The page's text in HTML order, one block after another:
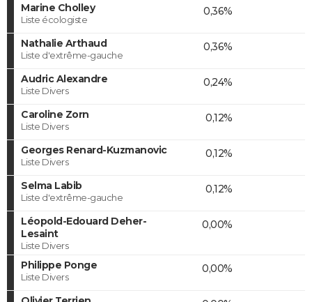
Marine Cholley
Liste écologiste
0,36%
Nathalie Arthaud
Liste d'extrême-gauche
0,36%
Audric Alexandre
Liste Divers
0,24%
Caroline Zorn
Liste Divers
0,12%
Georges Renard-Kuzmanovic
Liste Divers
0,12%
Selma Labib
Liste d'extrême-gauche
0,12%
Léopold-Edouard Deher-
Lesaint
Liste Divers
0,00%
Philippe Ponge
Liste Divers
0,00%